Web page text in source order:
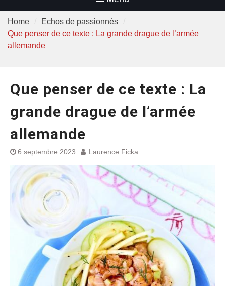
Home
Echos de passionnés
Que penser de ce texte : La grande drague de l’armée
allemande
Que penser de ce texte : La
grande drague de l’armée
allemande
6 septembre 2023 Laurence Ficka